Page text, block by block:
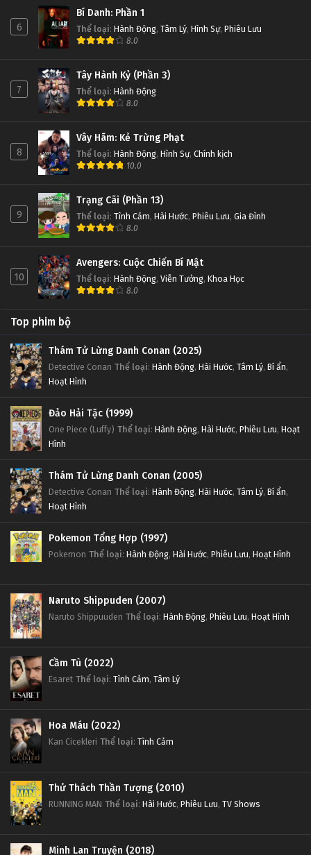
6
Bí Danh: Phần 1
Thể loại: Hành Động, Tâm Lý, Hình Sự, Phiêu Lưu
8.0
7
Tây Hành Kỷ (Phần 3)
Thể loại: Hành Động
8.0
8
Vây Hãm: Kẻ Trừng Phạt
Thể loại: Hành Động, Hình Sự, Chính kịch
10.0
9
Trạng Cãi (Phần 13)
Thể loại: Tình Cảm, Hài Hước, Phiêu Lưu, Gia Đình
8.0
10
Avengers: Cuộc Chiến Bí Mật
Thể loại: Hành Động, Viễn Tưởng, Khoa Học
8.0
Top phim bộ
Thám Tử Lừng Danh Conan (2025)
Detective Conan Thể loại: Hành Động, Hài Hước, Tâm Lý, Bí ẩn,
Hoạt Hình
Đảo Hải Tặc (1999)
One Piece (Luffy) Thể loại: Hành Động, Hài Hước, Phiêu Lưu, Hoạt
Hình
Thám Tử Lừng Danh Conan (2005)
Detective Conan Thể loại: Hành Động, Hài Hước, Tâm Lý, Bí ẩn,
Hoạt Hình
Pokemon Tổng Hợp (1997)
Pokemon Thể loại: Hành Động, Hài Hước, Phiêu Lưu, Hoạt Hình
Naruto Shippuden (2007)
Naruto Shippuuden Thể loại: Hành Động, Phiêu Lưu, Hoạt Hình
Cầm Tù (2022)
Esaret Thể loại: Tình Cảm, Tâm Lý
Hoa Máu (2022)
Kan Cicekleri Thể loại: Tình Cảm
Thử Thách Thần Tượng (2010)
RUNNING MAN Thể loại: Hài Hước, Phiêu Lưu, TV Shows
Minh Lan Truyện (2018)